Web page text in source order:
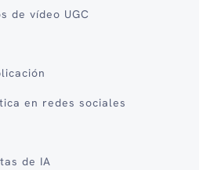
de vídeo UGC
en redes sociales
de IA